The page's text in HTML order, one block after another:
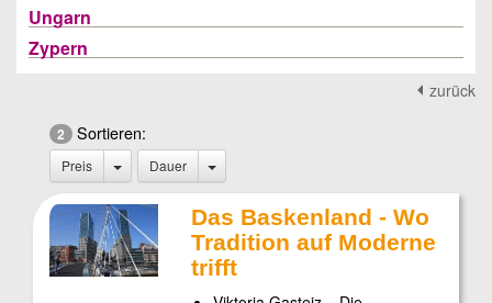
Ungarn
Zypern
zurück
2 Sortieren:
Preis Dauer
Das Baskenland - Wo
Tradition auf Moderne
trifft